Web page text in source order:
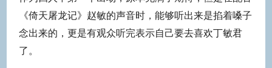
《倚天屠龙记》赵敏的声音时，能够听出来是掐着嗓子
念出来的，更是有观众听完表示自己要去喜欢丁敏君
了。